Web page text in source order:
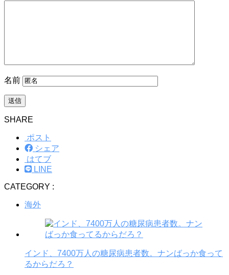
名前
SHARE
ポスト
シェア
はてブ
LINE
CATEGORY :
海外
インド、7400万人の糖尿病患者数。ナンばっか食って
るからだろ？